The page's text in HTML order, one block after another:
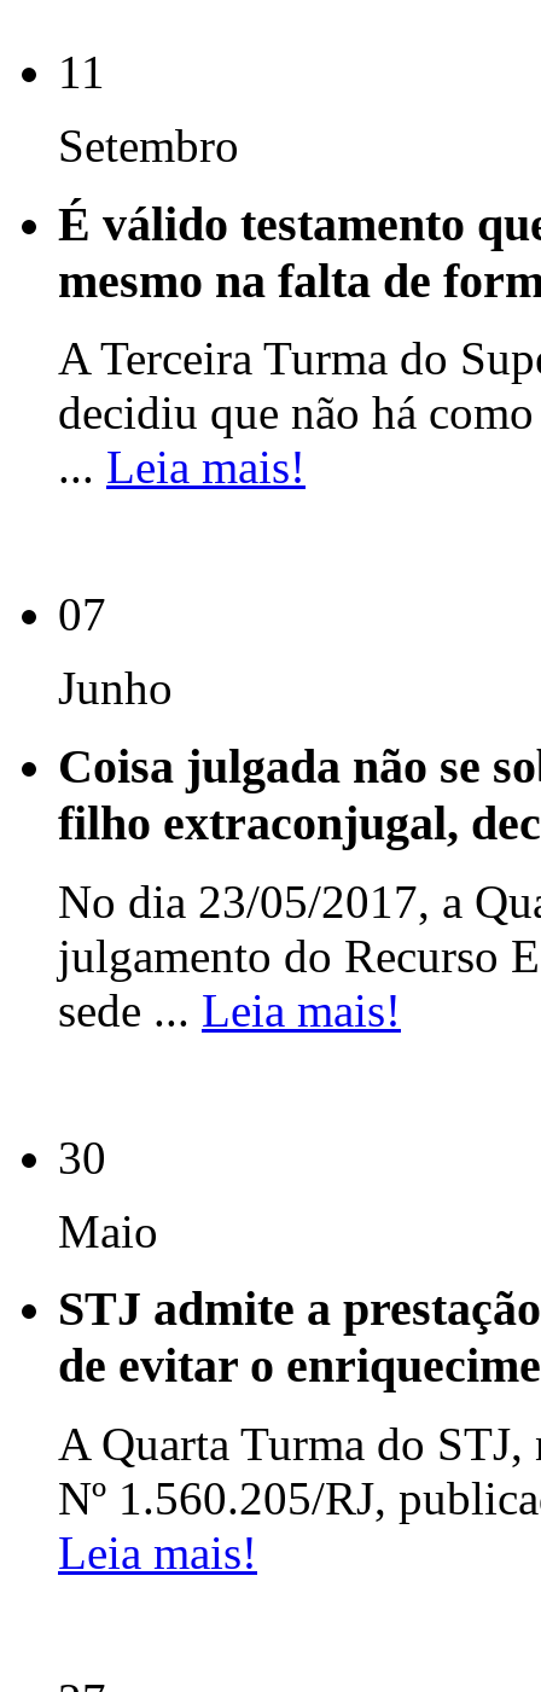
11
Setembro
É válido testamento
mesmo na falta de
A Terceira Turma do
decidiu que não há
... Leia mais!
07
Junho
Coisa julgada não se
filho extraconjugal,
No dia 23/05/2017, a
julgamento do Recurso
sede ... Leia mais!
30
Maio
STJ admite a
de evitar o
A Quarta Turma do
Nº 1.560.205/RJ,
Leia mais!